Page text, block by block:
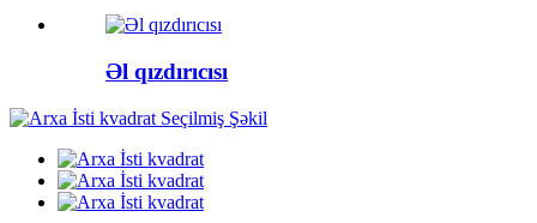
Əl qızdırıcısı